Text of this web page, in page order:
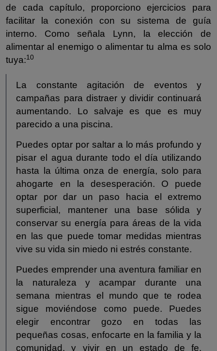
de cada capítulo, proporciono ejercicios para
facilitar la conexión con su sistema de guía
interno. Como señala Lynn, la elección de
alimentar al enemigo o alimentar tu alma es solo
tuya:10
La constante agitación de eventos y
campañas para distraer y dividir continuará
aumentando. Lo salvaje es que es muy
parecido a una piscina.
Puedes optar por saltar a lo más profundo y
pisar el agua durante todo el día utilizando
hasta la última onza de energía, solo para
ahogarte en la desesperación. O puede
optar por dar un paso hacia el extremo
superficial, mantener una base sólida y
conservar su energía para áreas de la vida
en las que puede tomar medidas mientras
vive su vida sin miedo ni estrés constante.
Puedes emprender una aventura familiar en
la naturaleza y acampar durante una
semana mientras el mundo que te rodea
sigue moviéndose como puede. Puedes
elegir encontrar gozo en todas las
pequeñas cosas, enfocarte en la familia y la
comunidad, y vivir en un estado de fe.